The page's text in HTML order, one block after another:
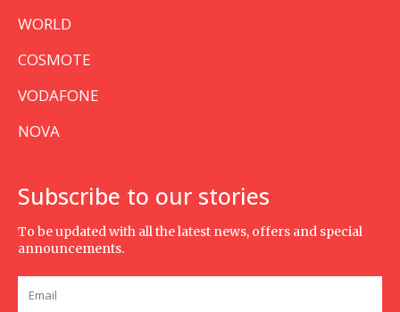
WORLD
COSMOTE
VODAFONE
NOVA
Subscribe to our stories
To be updated with all the latest news, offers and special
announcements.